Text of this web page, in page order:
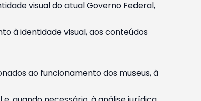
visual do atual Governo Federal,
à identidade visual, aos conteúdos
ao funcionamento dos museus, à